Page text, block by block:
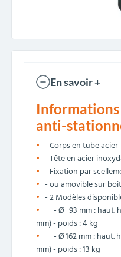
En savoir +
anti-
- Corps en tube acier
- Tête en acier
- Fixation par
- ou amovible sur
- 2 Modèles
- Ø 93 mm : haut.
mm) - poids : 4 kg
- Ø 162 mm : haut.
mm) - poids : 13 kg